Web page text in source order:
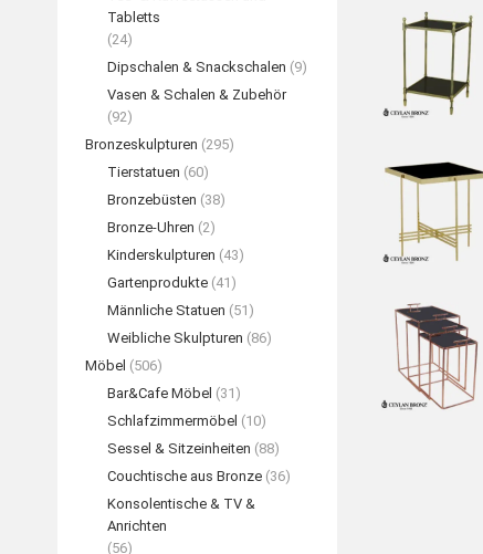
Tabletts
(24)
Dipschalen & Snackschalen (9)
Vasen & Schalen & Zubehör
(92)
Bronzeskulpturen (295)
Tierstatuen (60)
Bronzebüsten (38)
Bronze-Uhren (2)
Kinderskulpturen (43)
Gartenprodukte (41)
Männliche Statuen (51)
Weibliche Skulpturen (86)
Möbel (506)
Bar&Cafe Möbel (31)
Schlafzimmermöbel (10)
Sessel & Sitzeinheiten (88)
Couchtische aus Bronze (36)
Konsolentische & TV &
Anrichten
(56)